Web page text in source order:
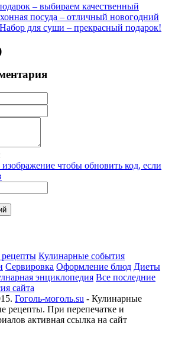
– выбираем качественный
посуда – отличный новогодний
Набор для суши – прекрасный подарок!
Кулинарные события
Сервировка Оформление блюд Диеты
энциклопедия Все последние
сайта
Гоголь-моголь.su - Кулинарные
рецепты. При перепечатке и
активная ссылка на сайт